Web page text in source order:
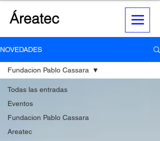
Áreatec
NOVEDADES
Todas las entradas
Eventos
Fundacion Pablo Cassara
Areatec
Fundacion Pablo Cassara